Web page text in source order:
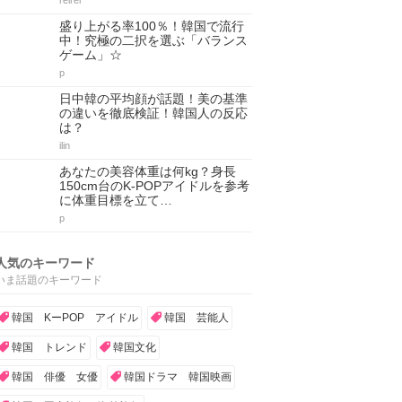
盛り上がる率100％！韓国で流行
中！究極の二択を選ぶ「バランス
ゲーム」☆
p
日中韓の平均顔が話題！美の基準
の違いを徹底検証！韓国人の反応
は？
ilin
あなたの美容体重は何kg？身長
150cm台のK-POPアイドルを参考
に体重目標を立て…
p
気のキーワード
ま話題のキーワード
韓国 KーPOP アイドル 韓国 芸能人
韓国 トレンド 韓国文化
韓国 俳優 女優 韓国ドラマ 韓国映画